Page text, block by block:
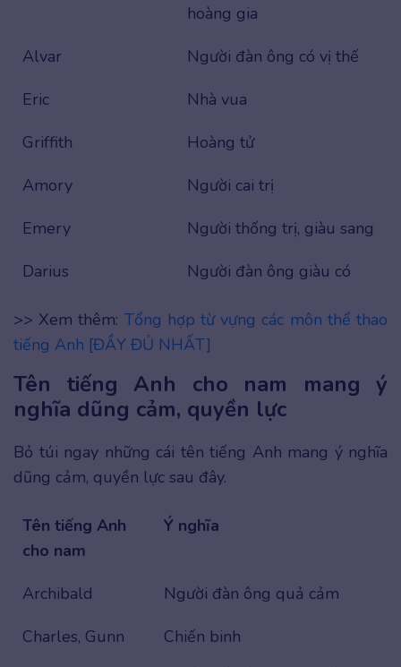
hoàng gia
Alvar
Người đàn ông có vị thế
Eric
Nhà vua
Griffith
Hoàng tử
Amory
Người cai trị
Emery
Người thống trị, giàu sang
Darius
Người đàn ông giàu có
>> Xem thêm: Tổng hợp từ vựng các môn thể thao
tiếng Anh [ĐẦY ĐỦ NHẤT]
Tên tiếng Anh cho nam mang ý
nghĩa dũng cảm, quyền lực
Bỏ túi ngay những cái tên tiếng Anh mang ý nghĩa
dũng cảm, quyền lực sau đây.
Tên tiếng Anh
cho nam
Ý nghĩa
Archibald
Người đàn ông quả cảm
Charles, Gunn
Chiến binh